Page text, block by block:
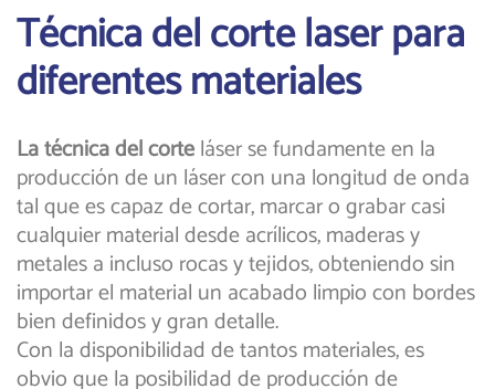
Técnica del corte laser para
diferentes materiales
La técnica del corteláser se fundamente en la
producción de un láser con una longitud de onda
tal que es capaz de cortar, marcar o grabar casi
cualquier material desde acrílicos, maderas y
metales a incluso rocas y tejidos, obteniendo sin
importar el material un acabado limpio con bordes
bien definidos y gran detalle.
Con la disponibilidad de tantos materiales, es
obvio que la posibilidad de producción de